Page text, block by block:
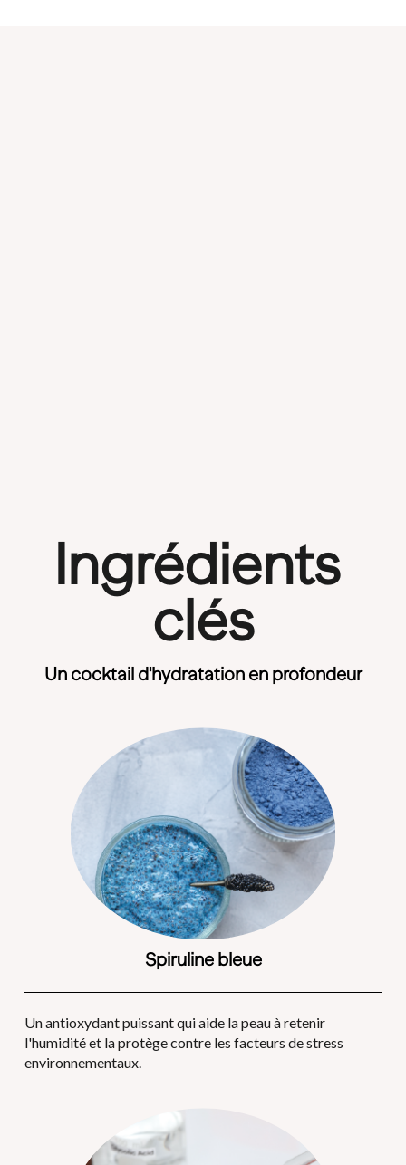
Ingrédients
clés
Un cocktail d'hydratation en profondeur
Spiruline bleue
Un antioxydant puissant qui aide la peau à retenir
l'humidité et la protège contre les facteurs de stress
environnementaux.